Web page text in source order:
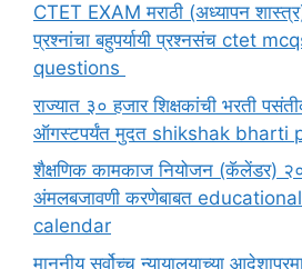
CTET EXAM मराठी (अध्यापन
प्रश्नांचा बहुपर्यायी प्रश्नसंच ctet
questions
राज्यात ३० हजार शिक्षकांची भरती
ऑगस्टपर्यंत मुदत shikshak bharti
शैक्षणिक कामकाज नियोजन (कॅलेंडर)
अंमलबजावणी करणेबाबत
calendar
माननीय सर्वोच्च न्यायालयाच्या